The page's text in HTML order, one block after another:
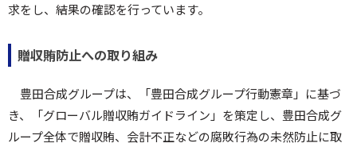
求をし、結果の確認を行っています。
贈収賄防止への取り組み
豊田合成グループは、「豊田合成グループ行動憲章」に基づ
き、「グローバル贈収賄ガイドライン」を策定し、豊田合成グ
ループ全体で贈収賄、会計不正などの腐敗行為の未然防止に取